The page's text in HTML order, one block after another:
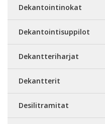
Dekantointinokat
Dekantointisuppilot
Dekantteriharjat
Dekantterit
Desilitramitat